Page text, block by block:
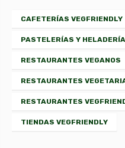
CAFETERÍAS VEGFRIENDLY
PASTELERÍAS Y
RESTAURANTES VEGANOS
RESTAURANTES
RESTAURANTES
TIENDAS VEGFRIENDLY